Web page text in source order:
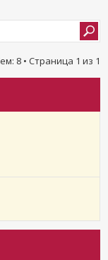
8 • Страница 1 из 1